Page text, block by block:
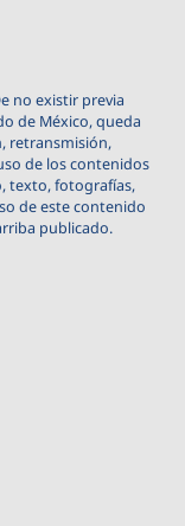
no existir previa
de México, queda
retransmisión,
de los contenidos
texto, fotografías,
de este contenido
publicado.